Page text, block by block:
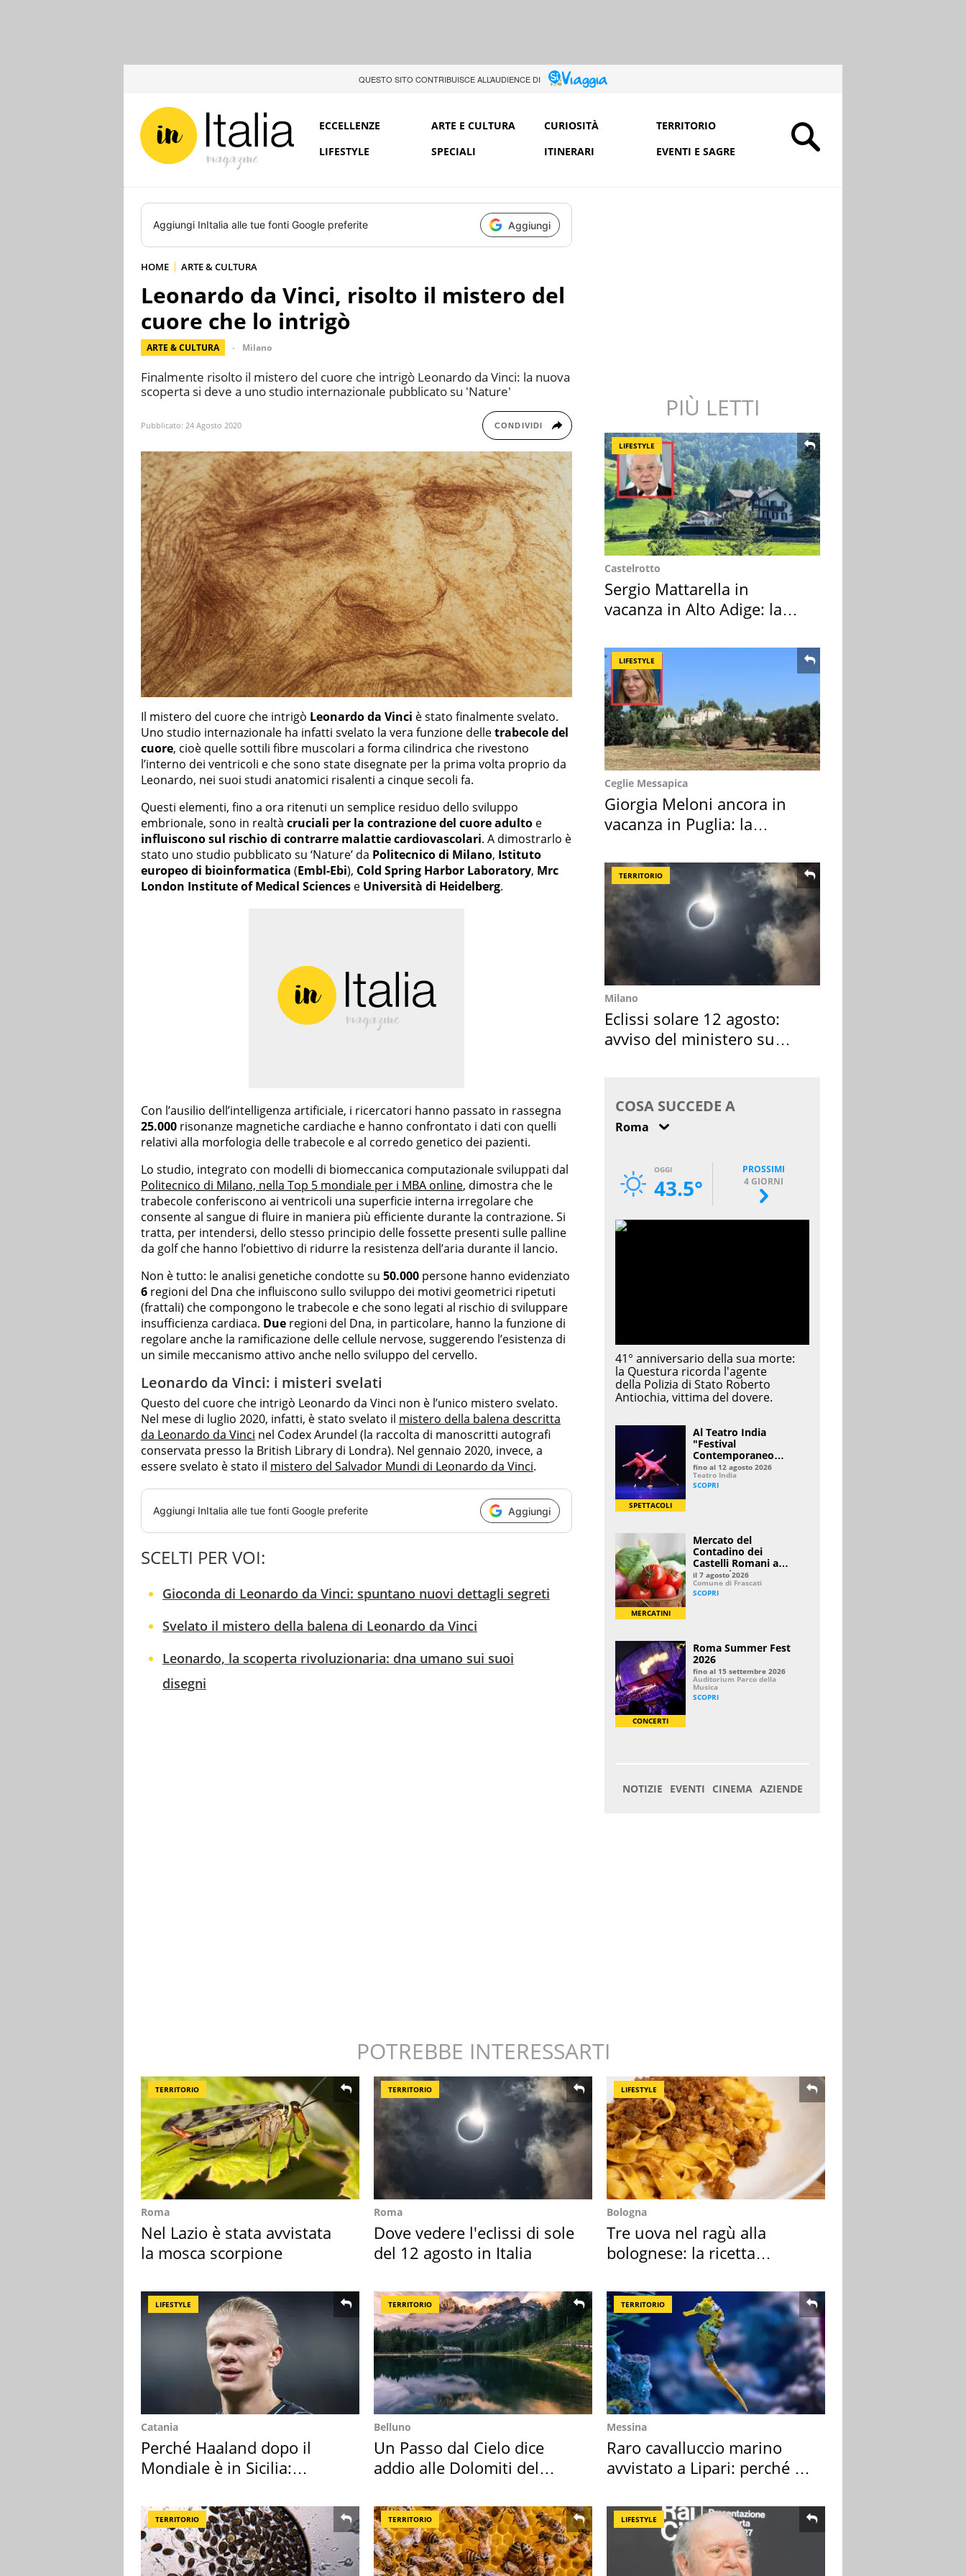
QUESTO SITO CONTRIBUISCE ALL’AUDIENCE DI
ECCELLENZE ARTE E CULTURA CURIOSITÀ
TERRITORIO
LIFESTYLE
SPECIALI ITINERARI EVENTI E SAGRE
Aggiungi InItalia alle tue fonti Google preferite Aggiungi
HOME ARTE & CULTURA
Leonardo da Vinci, risolto il mistero del
cuore che lo intrigò
ARTE & CULTURA Milano
Finalmente risolto il mistero del cuore che intrigò Leonardo da Vinci: la nuova
scoperta si deve a uno studio internazionale pubblicato su 'Nature'
Pubblicato: 24 Agosto 2020 CONDIVIDI
Il mistero del cuore che intrigò Leonardo da Vinci è stato finalmente svelato.
Uno studio internazionale ha infatti svelato la vera funzione delletrabecole del
cuore, cioè quelle sottili fibre muscolari a forma cilindrica che rivestono
l’interno dei ventricoli e che sono state disegnate per la prima volta proprio da
Leonardo, nei suoi studi anatomici risalenti a cinque secoli fa.
Questi elementi, fino a ora ritenuti un semplice residuo dello sviluppo
embrionale, sono in realtà cruciali per la contrazione del cuore adulto e
influiscono sul rischio di contrarre malattie cardiovascolari. A dimostrarlo è
stato uno studio pubblicato su ‘Nature’ da Politecnico di Milano, Istituto
europeo di bioinformatica (Embl-Ebi), Cold Spring Harbor Laboratory, Mrc
London Institute of Medical Sciences e Università di Heidelberg.
Con l’ausilio dell’intelligenza artificiale, i ricercatori hanno passato in rassegna
25.000 risonanze magnetiche cardiache e hanno confrontato i dati con quelli
relativi alla morfologia delle trabecole e al corredo genetico dei pazienti.
Lo studio, integrato con modelli di biomeccanica computazionale sviluppati dal
Politecnico di Milano, nella Top 5 mondiale per i MBA online, dimostra che le
trabecole conferiscono ai ventricoli una superficie interna irregolare che
consente al sangue di fluire in maniera più efficiente durante la contrazione. Si
tratta, per intendersi, dello stesso principio delle fossette presenti sulle palline
da golf che hanno l’obiettivo di ridurre la resistenza dell’aria durante il lancio.
Non è tutto: le analisi genetiche condotte su 50.000 persone hanno evidenziato
6 regioni del Dna che influiscono sullo sviluppo dei motivi geometrici ripetuti
(frattali) che compongono le trabecole e che sono legati al rischio di sviluppare
insufficienza cardiaca. Due regioni del Dna, in particolare, hanno la funzione di
regolare anche la ramificazione delle cellule nervose, suggerendo l’esistenza di
un simile meccanismo attivo anche nello sviluppo del cervello.
Leonardo da Vinci: i misteri svelati
Questo del cuore che intrigò Leonardo da Vinci non è l’unico mistero svelato.
Nel mese di luglio 2020, infatti, è stato svelato il mistero della balena descritta
da Leonardo da Vinci nel Codex Arundel (la raccolta di manoscritti autografi
conservata presso la British Library di Londra). Nel gennaio 2020, invece, a
essere svelato è stato il mistero del Salvador Mundi di Leonardo da Vinci.
Aggiungi InItalia alle tue fonti Google preferite Aggiungi
SCELTI PER VOI:
Gioconda di Leonardo da Vinci: spuntano nuovi dettagli segreti
Svelato il mistero della balena di Leonardo da Vinci
Leonardo, la scoperta rivoluzionaria: dna umano sui suoi
disegni
PIÙ LETTI
LIFESTYLE
Castelrotto
Sergio Mattarella in
vacanza in Alto Adige: la
LIFESTYLE
Ceglie Messapica
Giorgia Meloni ancora in
vacanza in Puglia: la
TERRITORIO
Milano
Eclissi solare 12 agosto:
avviso del ministero su
POTREBBE INTERESSARTI
TERRITORIO
Roma
Nel Lazio è stata avvistata
la mosca scorpione
TERRITORIO
Roma
Dove vedere l'eclissi di sole
del 12 agosto in Italia
LIFESTYLE
Bologna
Tre uova nel ragù alla
bolognese: la ricetta
LIFESTYLE
Catania
Perché Haaland dopo il
Mondiale è in Sicilia:
TERRITORIO
Belluno
Un Passo dal Cielo dice
addio alle Dolomiti del
TERRITORIO
Messina
Raro cavalluccio marino
avvistato a Lipari: perché è
TERRITORIO TERRITORIO LIFESTYLE